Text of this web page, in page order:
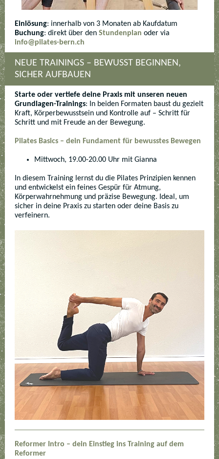
Einlösung: innerhalb von 3 Monaten ab Kaufdatum
Buchung: direkt über den Stundenplan oder via
info@pilates-bern.ch
NEUE TRAININGS – BEWUSST BEGINNEN,
SICHER AUFBAUEN
Starte oder vertiefe deine Praxis mit unseren neuen
Grundlagen-Trainings: In beiden Formaten baust du gezielt
Kraft, Körperbewusstsein und Kontrolle auf – Schritt für
Schritt und mit Freude an der Bewegung.
Pilates Basics – dein Fundament für bewusstes Bewegen
Mittwoch, 19.00-20.00 Uhr mit Gianna
In diesem Training lernst du die Pilates Prinzipien kennen
und entwickelst ein feines Gespür für Atmung,
Körperwahrnehmung und präzise Bewegung. Ideal, um
sicher in deine Praxis zu starten oder deine Basis zu
verfeinern.
Reformer Intro – dein Einstieg ins Training auf dem
Reformer